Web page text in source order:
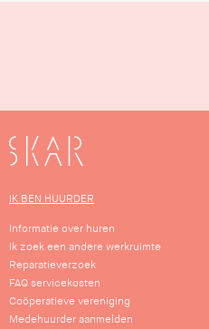
SKAR
IK BEN HUURDER
Informatie over huren
Ik zoek een andere werkruimte
Reparatieverzoek
FAQ servicekosten
Coöperatieve vereniging
Medehuurder aanmelden